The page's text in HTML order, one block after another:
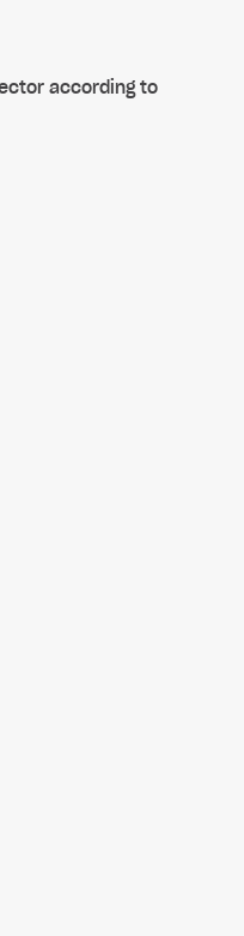
according to